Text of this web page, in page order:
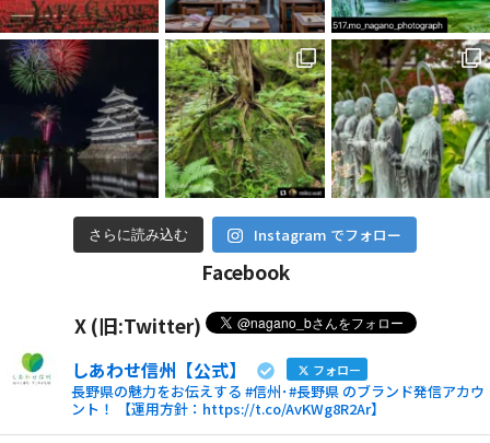
さらに読み込む Instagram でフォロー
Facebook
X (旧:Twitter)
しあわせ信州【公式】 フォロー
長野県の魅力をお伝えする #信州･#長野県 のブランド発信アカウ
ント！ 【運用方針：https://t.co/AvKWg8R2Ar】